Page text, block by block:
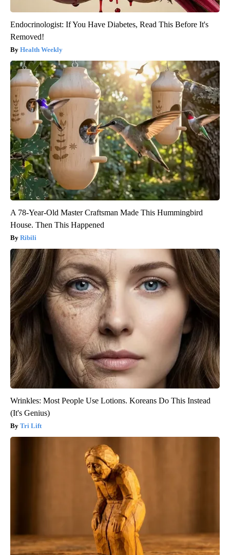
Endocrinologist: If You Have Diabetes, Read This Before It's
Removed!
Health Weekly
A 78-Year-Old Master Craftsman Made This Hummingbird
House. Then This Happened
Ribili
Wrinkles: Most People Use Lotions. Koreans Do This Instead
(It's Genius)
Tri Lift